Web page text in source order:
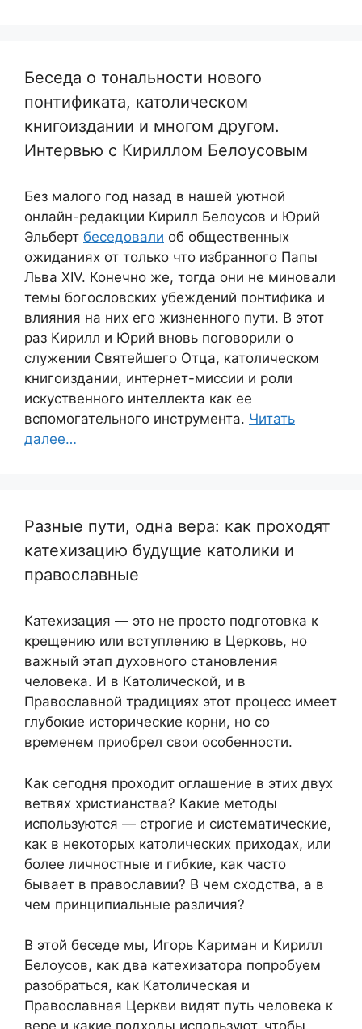
Беседа о тональности нового
понтификата, католическом
книгоиздании и многом другом.
Интервью с Кириллом Белоусовым
Без малого год назад в нашей уютной
онлайн-редакции Кирилл Белоусов и Юрий
Эльберт беседовали об общественных
ожиданиях от только что избранного Папы
Льва XIV. Конечно же, тогда они не миновали
темы богословских убеждений понтифика и
влияния на них его жизненного пути. В этот
раз Кирилл и Юрий вновь поговорили о
служении Святейшего Отца, католическом
книгоиздании, интернет-миссии и роли
искуственного интеллекта как ее
вспомогательного инструмента. Читать
далее…
Разные пути, одна вера: как проходят
катехизацию будущие католики и
православные
Катехизация — это не просто подготовка к
крещению или вступлению в Церковь, но
важный этап духовного становления
человека. И в Католической, и в
Православной традициях этот процесс имеет
глубокие исторические корни, но со
временем приобрел свои особенности.
Как сегодня проходит оглашение в этих двух
ветвях христианства? Какие методы
используются — строгие и систематические,
как в некоторых католических приходах, или
более личностные и гибкие, как часто
бывает в православии? В чем сходства, а в
чем принципиальные различия?
В этой беседе мы, Игорь Кариман и Кирилл
Белоусов, как два катехизатора попробуем
разобраться, как Католическая и
Православная Церкви видят путь человека к